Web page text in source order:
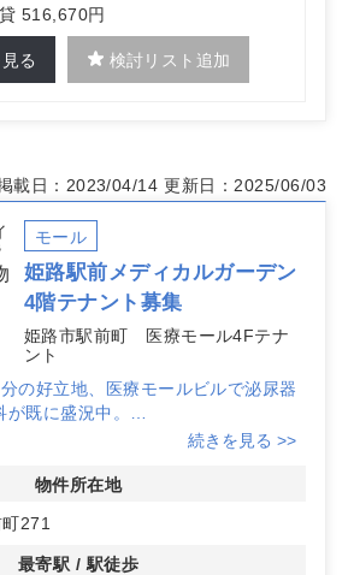
516,670円
る 検討リスト追加
載日：2023/04/14 更新日：2025/06/03
モール
姫路駅前メディカルガーデン
4階テナント募集
姫路市駅前町 医療モール4Fテナ
ント
の好立地、医療モールビルで泌尿器
既に盛況中。
す。
続きを見る >>
物件所在地
271
最寄駅 / 駅徒歩